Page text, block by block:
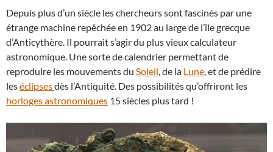
Depuis plus d’un siècle les chercheurs sont fascinés par une
étrange machine repêchée en 1902 au large de l’île grecque
d’Anticythère. Il pourrait s’agir du plus vieux calculateur
astronomique. Une sorte de calendrier permettant de
reproduire les mouvements du Soleil, de la Lune, et de prédire
leséclipsesdès l’Antiquité. Des possibilités qu’offriront les
horloges astronomiques 15 siècles plus tard !